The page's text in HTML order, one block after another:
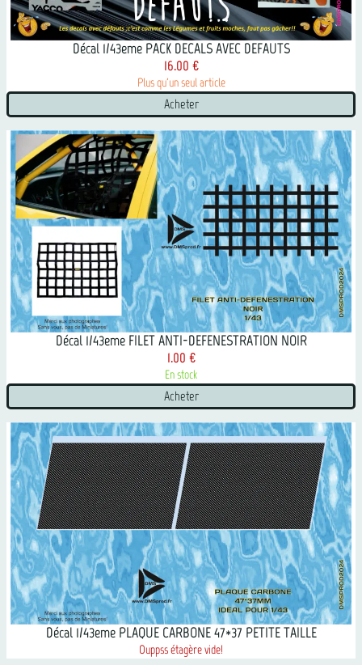
Décal 1/43eme PACK DECALS AVEC DEFAUTS
16.00 €
Plus qu'un seul article
Acheter
Décal 1/43eme FILET ANTI-DEFENESTRATION NOIR
1.00 €
En stock
Acheter
Décal 1/43eme PLAQUE CARBONE 47*37 PETITE TAILLE
Ouppss étagère vide!